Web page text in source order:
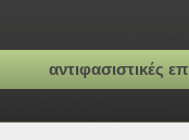
αντιφασιστικές